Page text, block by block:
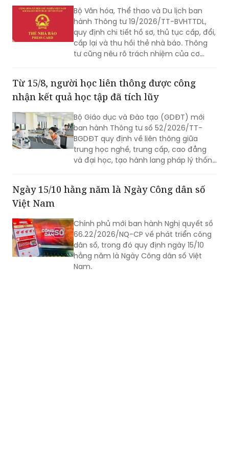
quy định chi tiết hồ sơ, thủ tục cấp, đổi,
cấp lại và thu hồi thẻ nhà báo. Thông
tư cũng nêu rõ trách nhiệm của cơ
quan đề nghị cấp thẻ và người kê khai
hồ sơ.
Từ 15/8, người học liên thông được công
Bộ Giáo dục và Đào tạo (GDĐT) mới
ban hành Thông tư số 52/2026/TT-
BGDĐT quy định về liên thông giữa
trung học nghề, trung cấp, cao đẳng
và đại học, tạo hành lang pháp lý thống
nhất cho đào tạo liên thông trong hệ
thống giáo dục quốc dân. Điểm mới
đáng chú ý là người học được công
phải học lại các nội dung đã được công
nhận nếu đáp ứng chuẩn đầu ra tương
Ngày 15/10 hằng năm là Ngày Công dân số
Chính phủ mới ban hành Nghị quyết số
dân số, trong đó quy định ngày 15/10
hằng năm là Ngày Công dân số Việt
Nam.